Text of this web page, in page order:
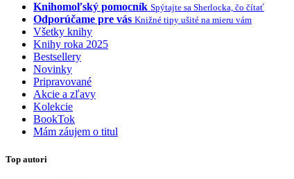
Knihomoľský pomocník Spýtajte sa Sherlocka, čo čítať
Odporúčame pre vás Knižné tipy ušité na mieru vám
Všetky knihy
Knihy roka 2025
Bestsellery
Novinky
Pripravované
Akcie a zľavy
Kolekcie
BookTok
Mám záujem o titul
Top autori